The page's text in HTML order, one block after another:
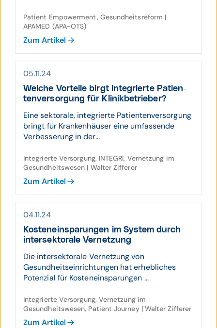
Patient Empowerment, Gesundheitsreform |
APAMED (APA-OTS)
Zum Artikel
05.11.24
Welche Vor­teile birgt Inte­grierte Patien­
ten­ver­sor­gung für Klinik­be­trieber?
Eine sektorale, integrierte Patientenversorgung
bringt für Krankenhäuser eine umfassende
Verbesserung in der...
Integrierte Versorgung, INTEGRI, Vernetzung im
Gesundheitswesen | Walter Zifferer
Zum Artikel
04.11.24
Kosten­ein­sparungen im System durch
inter­sektorale Ver­netzung
Die intersektorale Vernetzung von
Gesundheitseinrichtungen hat erhebliches
Potenzial für Kosteneinsparungen ...
Integrierte Versorgung, Vernetzung im
Gesundheitswesen, Patient Journey | Walter Zifferer
Zum Artikel